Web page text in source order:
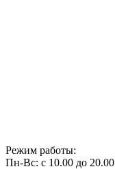
Режим работы:
Пн-Вс: с 10.00 до 20.00